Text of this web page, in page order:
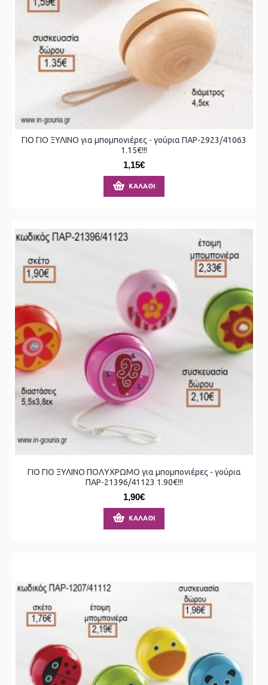
ΓΙΟ ΓΙΟ ΞΥΛΙΝΟ για μπομπονιέρες - γούρια ΠΑΡ-2923/41063
1.15€!!!
1,15€
ΚΑΛΆΘΙ
ΓΙΟ ΓΙΟ ΞΥΛΙΝΟ ΠΟΛΥΧΡΩΜΟ για μπομπονιέρες - γούρια
ΠΑΡ-21396/41123 1.90€!!!
1,90€
ΚΑΛΆΘΙ